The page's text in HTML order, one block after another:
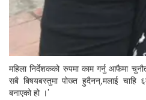
महिला निर्देशकको रुपमा काम गर्नु आफैमा
सबै बिषयबस्तुमा पोख्त हुदैनन्,मलाई चाहि
बनाएको हो ।’